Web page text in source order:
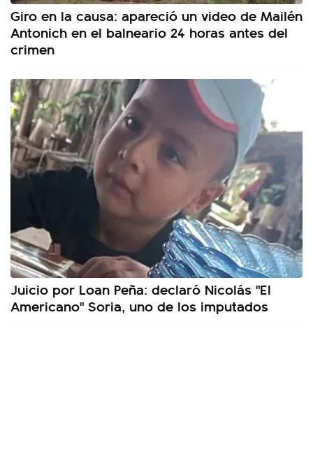
Giro en la causa: apareció un video de Mailén
Antonich en el balneario 24 horas antes del
crimen
Juicio por Loan Peña: declaró Nicolás "El
Americano" Soria, uno de los imputados